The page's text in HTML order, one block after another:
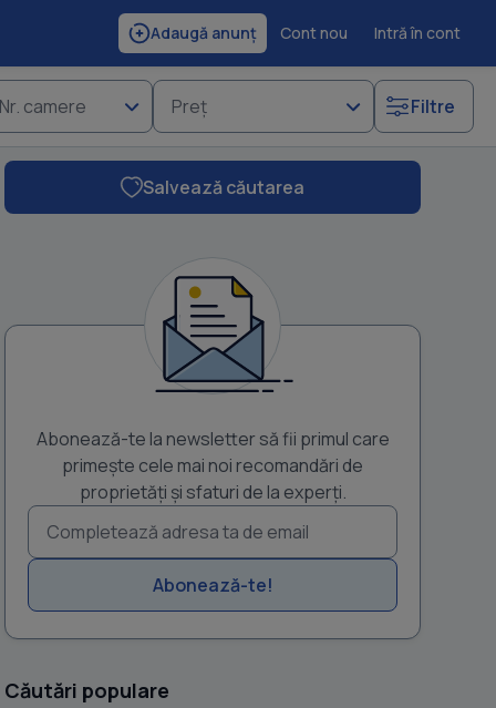
Adaugă anunț Cont nou Intră în cont
Nr. camere Preț Filtre
Salvează căutarea
Abonează-te la newsletter să fii primul care
primește cele mai noi recomandări de
proprietăți și sfaturi de la experți.
Abonează-te!
Căutări populare